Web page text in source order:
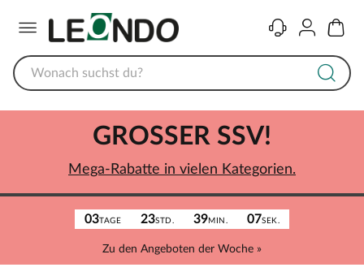
KontaktKonto
03TAGE 23STD. 39MIN. 07SEK.
Zu den Angeboten der Woche »
GROSSER SSV!
Mega-Rabatte in vielen Kategorien.